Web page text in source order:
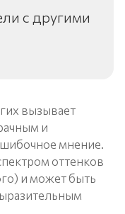
с другими
вызывает
и
мнение.
оттенков
и может быть